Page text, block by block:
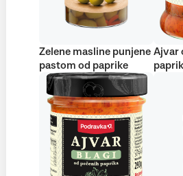
Zelene masline punjene
pastom od paprike
Ajvar